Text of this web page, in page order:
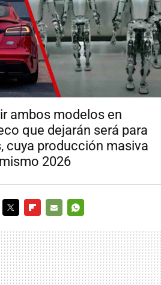
ambos modelos en
que dejarán será para
cuya producción masiva
2026
MAIL